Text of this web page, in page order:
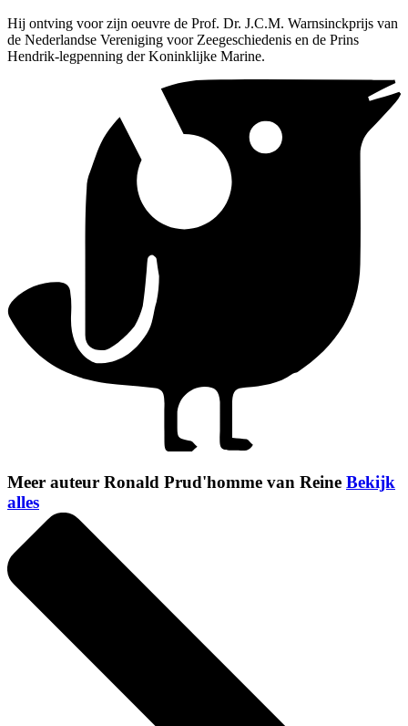
Hij ontving voor zijn oeuvre de Prof. Dr. J.C.M. Warnsinckprijs van
de Nederlandse Vereniging voor Zeegeschiedenis en de Prins
Hendrik-legpenning der Koninklijke Marine.
Meer auteur Ronald Prud'homme van Reine Bekijk
alles